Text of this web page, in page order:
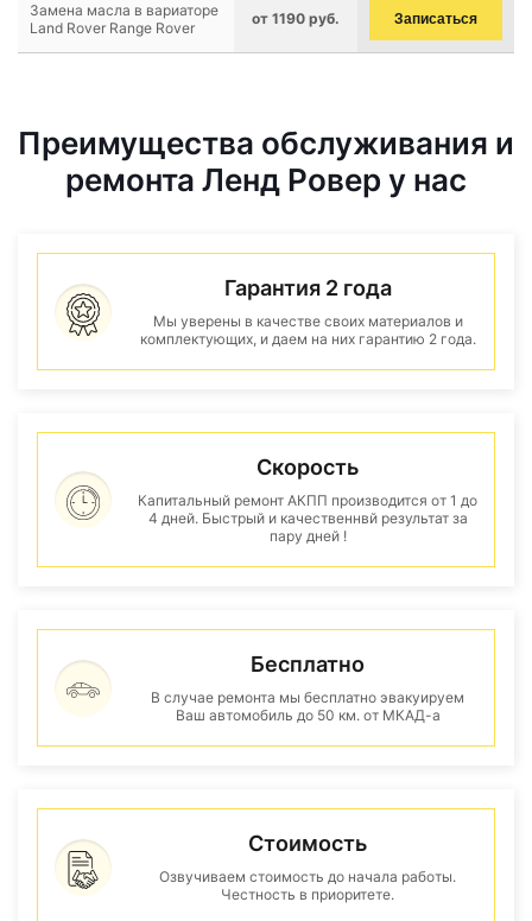
Замена масла в вариаторе
Land Rover Range Rover
от 1190 руб. Записаться
Преимущества обслуживания и
ремонта Ленд Ровер у нас
Гарантия 2 года
Мы уверены в качестве своих материалов и
комплектующих, и даем на них гарантию 2 года.
Скорость
Капитальный ремонт АКПП производится от 1 до
4 дней. Быстрый и качественнвй результат за
пару дней !
Бесплатно
В случае ремонта мы бесплатно эвакуируем
Ваш автомобиль до 50 км. от МКАД-а
Стоимость
Озвучиваем стоимость до начала работы.
Честность в приоритете.